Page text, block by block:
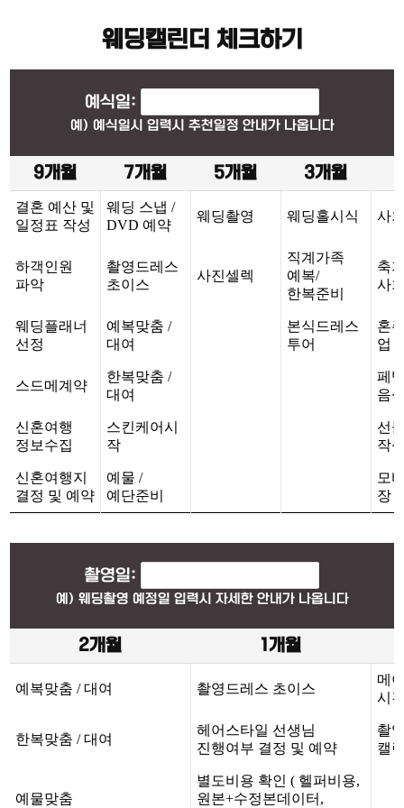
웨딩캘린더 체크하기
예식일:
예) 예식일시 입력시 추천일정 안내가 나옵니다
9개월 7개월 5개월 3개월
결혼 예산 및
일정표 작성
웨딩 스냅 /
DVD 예약
웨딩촬영 웨딩홀시식 사
하객인원
파악
촬영드레스
초이스
사진셀렉
직계가족
예복/
한복준비
축
사
웨딩플래너
선정
예복맞춤 /
대여
본식드레스
투어
혼
업
스드메계약
한복맞춤 /
대여
페
음
신혼여행
정보수집
스킨케어시
작
선
작
신혼여행지
결정 및 예약
예물 /
예단준비
모
장
촬영일:
예) 웨딩촬영 예정일 입력시 자세한 안내가 나옵니다
2개월 1개월
예복맞춤 / 대여 촬영드레스 초이스
메
시
한복맞춤 / 대여
헤어스타일 선생님
진행여부 결정 및 예약
촬
캘
예물맞춤
별도비용 확인 ( 헬퍼비용,
원본+수정본데이터,